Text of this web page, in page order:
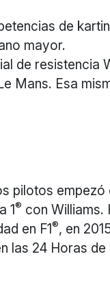
de
mayor.
de resistencia
Mans. Esa
pilotos empezó
1® con Williams.
en F1®, en
las 24 Horas de